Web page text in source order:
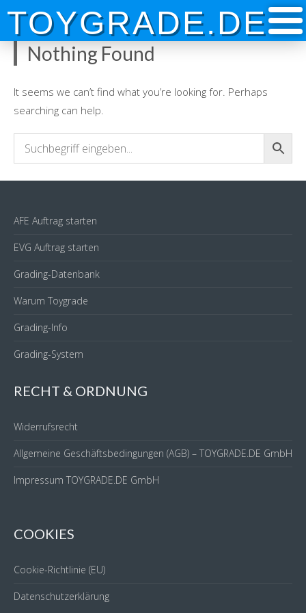
Skip
content
TOYGRADE.DE
Nothing Found
It seems we can’t find what you’re looking for. Perhaps
searching can help.
AFE Auftrag starten
EVG Auftrag starten
Grading-Datenbank
Warum Toygrade
Grading-Info
Grading-System
RECHT & ORDNUNG
Widerrufsrecht
Allgemeine Geschäftsbedingungen (AGB) – TOYGRADE.DE GmbH
Impressum TOYGRADE.DE GmbH
COOKIES
Cookie-Richtlinie (EU)
Datenschutzerklärung